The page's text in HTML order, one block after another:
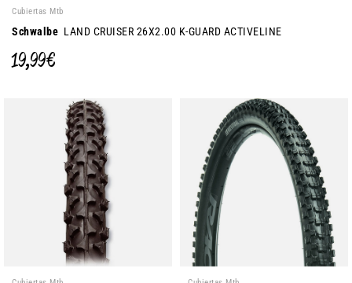
Cubiertas Mtb
Schwalbe LAND CRUISER 26X2.00 K-GUARD ACTIVELINE
19,99 €